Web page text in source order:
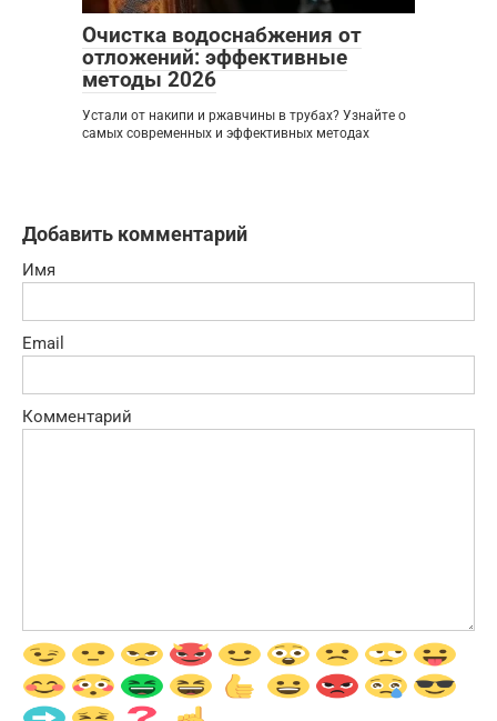
Очистка водоснабжения от
отложений: эффективные
методы 2026
Устали от накипи и ржавчины в трубах? Узнайте о
самых современных и эффективных методах
Добавить комментарий
Имя
Email
Комментарий